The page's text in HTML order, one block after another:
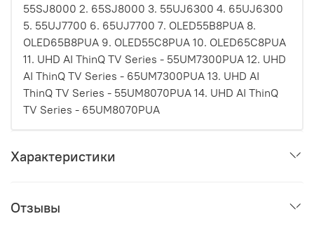
55SJ8000 2. 65SJ8000 3. 55UJ6300 4. 65UJ6300
5. 55UJ7700 6. 65UJ7700 7. OLED55B8PUA 8.
OLED65B8PUA 9. OLED55C8PUA 10. OLED65C8PUA
11. UHD AI ThinQ TV Series - 55UM7300PUA 12. UHD
AI ThinQ TV Series - 65UM7300PUA 13. UHD AI
ThinQ TV Series - 55UM8070PUA 14. UHD AI ThinQ
TV Series - 65UM8070PUA
Характеристики
Отзывы